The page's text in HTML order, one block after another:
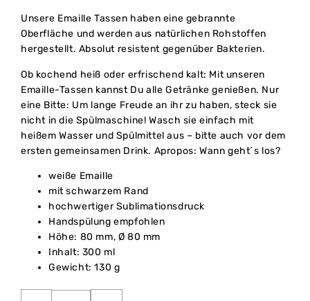
Unsere Emaille Tassen haben eine gebrannte
Oberfläche und werden aus natürlichen Rohstoffen
hergestellt. Absolut resistent gegenüber Bakterien.
Ob kochend heiß oder erfrischend kalt: Mit unseren
Emaille-Tassen kannst Du alle Getränke genießen. Nur
eine Bitte: Um lange Freude an ihr zu haben, steck sie
nicht in die Spülmaschine! Wasch sie einfach mit
heißem Wasser und Spülmittel aus – bitte auch vor dem
ersten gemeinsamen Drink. Apropos: Wann geht´s los?
weiße Emaille
mit schwarzem Rand
hochwertiger Sublimationsdruck
Handspülung empfohlen
Höhe: 80 mm, Ø 80 mm
Inhalt: 300 ml
Gewicht: 130 g